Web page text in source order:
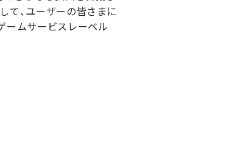
て、ユーザーの皆さまに
ームサービスレーベル